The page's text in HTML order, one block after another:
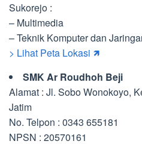
Sukorejo :
– Multimedia
– Teknik Komputer dan
> Lihat Peta Lokasi 🡽
SMK Ar Roudhoh Beji
Alamat : Jl. Sobo Wonokoyo,
Jatim
No. Telpon : 0343 655181
NPSN : 20570161